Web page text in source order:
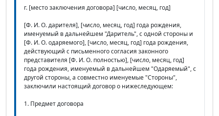
г. [место заключения договора] [число, месяц, год]
[Ф. И. О. дарителя], [число, месяц, год] года рождения,
именуемый в дальнейшем "Даритель", с одной стороны и
[Ф. И. О. одаряемого], [число, месяц, год] года рождения,
действующий с письменного согласия законного
представителя [Ф. И. О. полностью], [число, месяц, год]
года рождения, именуемый в дальнейшем "Одаряемый", с
другой стороны, а совместно именуемые "Стороны",
заключили настоящий договор о нижеследующем:
1. Предмет договора